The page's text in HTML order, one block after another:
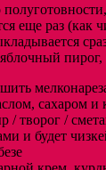
еще раз (как
сахаром и
/ творог /
и будет